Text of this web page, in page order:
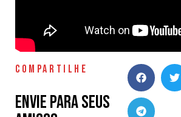
COMPARTILHE
Envie para seus